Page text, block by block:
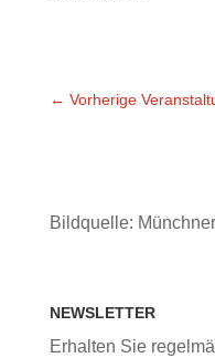
← Vorherige
Bildquelle:
NEWSLETTER
Erhalten Sie